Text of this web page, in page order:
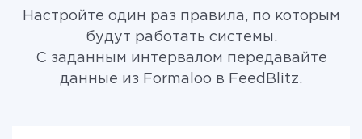
Настройте один раз правила, по которым
будут работать системы.
С заданным интервалом передавайте
данные из Formaloo в FeedBlitz.